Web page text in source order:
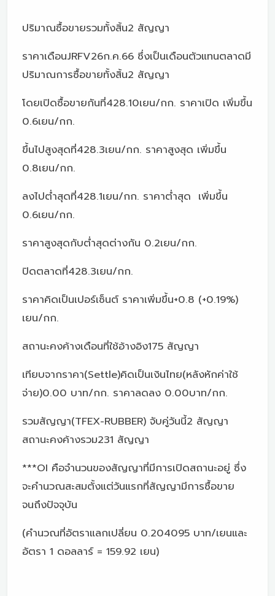
ปริมาณซื้อขายรวมทั้งสิ้น2 สัญญา
ราคาเดือนJRFV26ก.ค.66 ซึ่งเป็นเดือนตัวแทนตลาดมี
ปริมาณการซื้อขายทั้งสิ้น2 สัญญา
โดยเปิดซื้อขายกันที่428.10เยน/กก. ราคาเปิด เพิ่มขึ้น
0.6เยน/กก.
ขึ้นไปสูงสุดที่428.3เยน/กก. ราคาสูงสุด เพิ่มขึ้น
0.8เยน/กก.
ลงไปต่ำสุดที่428.1เยน/กก. ราคาต่ำสุด เพิ่มขึ้น
0.6เยน/กก.
ราคาสูงสุดกับต่ำสุดต่างกัน 0.2เยน/กก.
ปิดตลาดที่428.3เยน/กก.
ราคาคิดเป็นเปอร์เซ็นต์ ราคาเพิ่มขึ้น+0.8 (+0.19%)
เยน/กก.
สถานะคงค้างเดือนที่ใช้อ้างอิง175 สัญญา
เทียบจากราคา(Settle)คิดเป็นเงินไทย(หลังหักค่าใช้
จ่าย)0.00 บาท/กก. ราคาลดลง 0.00บาท/กก.
รวมสัญญา(TFEX-RUBBER) จับคู่วันนี้2 สัญญา
สถานะคงค้างรวม231 สัญญา
***OI คือจำนวนของสัญญาที่มีการเปิดสถานะอยู่ ซึ่ง
จะคำนวณสะสมตั้งแต่วันแรกที่สัญญามีการซื้อขาย
จนถึงปัจจุบัน
(คำนวณที่อัตราแลกเปลี่ยน 0.204095 บาท/เยนและ
อัตรา 1 ดอลลาร์ = 159.92 เยน)